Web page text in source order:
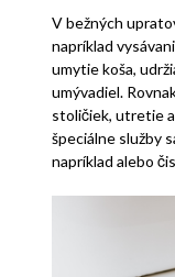
V bežných
napríklad
umytie koša,
umývadiel.
stoličiek, utretie
špeciálne služby
napríklad alebo